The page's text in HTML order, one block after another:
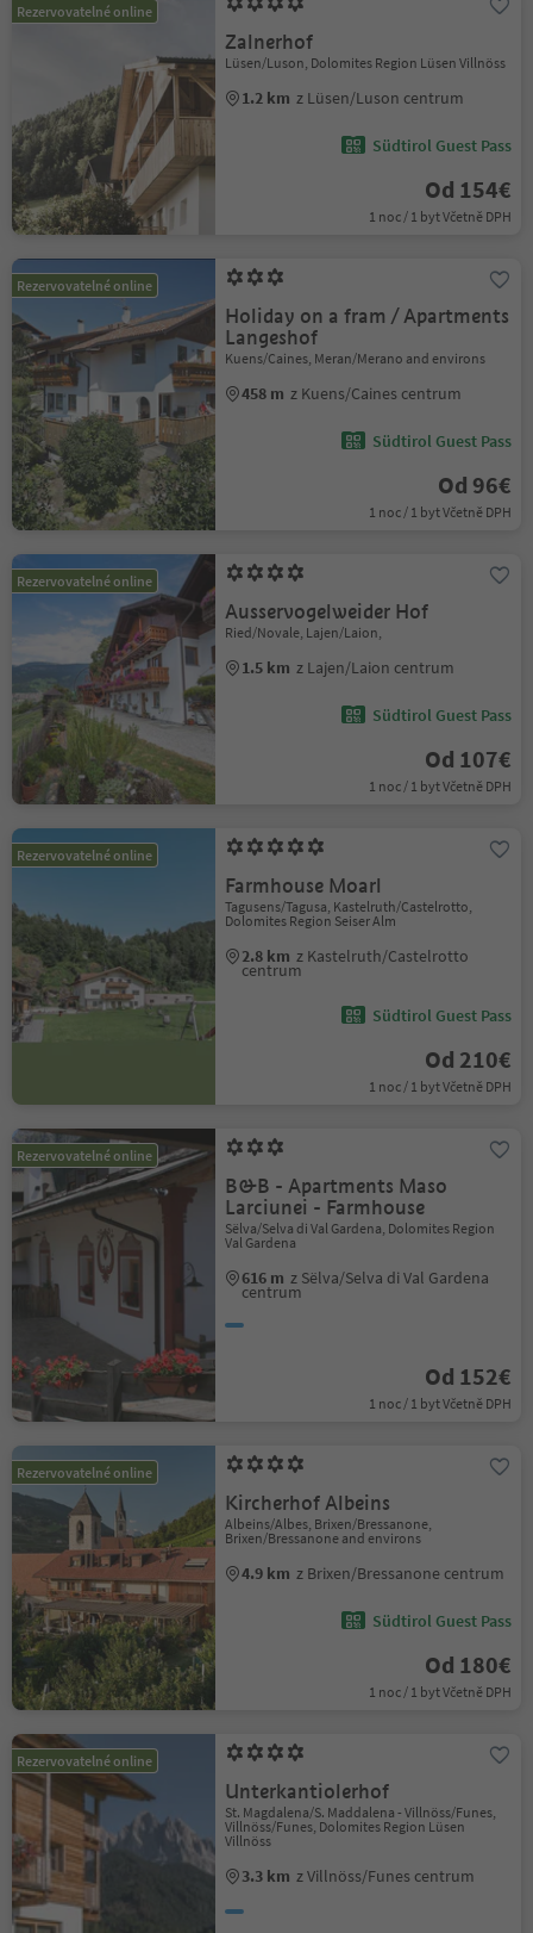
Rezervovatelné online
Zalnerhof
Lüsen/Luson, Dolomites Region Lüsen Villnöss
1.2 km z Lüsen/Luson centrum
Südtirol Guest Pass
Od 154€
1 noc / 1 byt Včetně DPH
Rezervovatelné online
Holiday on a fram / Apartments
Langeshof
Kuens/Caines, Meran/Merano and environs
458 m z Kuens/Caines centrum
Südtirol Guest Pass
Od 96€
1 noc / 1 byt Včetně DPH
Rezervovatelné online
Ausservogelweider Hof
Ried/Novale, Lajen/Laion,
1.5 km z Lajen/Laion centrum
Südtirol Guest Pass
Od 107€
1 noc / 1 byt Včetně DPH
Rezervovatelné online
Farmhouse Moarl
Tagusens/Tagusa, Kastelruth/Castelrotto,
Dolomites Region Seiser Alm
2.8 km z Kastelruth/Castelrotto
centrum
Südtirol Guest Pass
Od 210€
1 noc / 1 byt Včetně DPH
Rezervovatelné online
B&B - Apartments Maso
Larciunei - Farmhouse
Sëlva/Selva di Val Gardena, Dolomites Region
Val Gardena
616 m z Sëlva/Selva di Val Gardena
centrum
Od 152€
1 noc / 1 byt Včetně DPH
Rezervovatelné online
Kircherhof Albeins
Albeins/Albes, Brixen/Bressanone,
Brixen/Bressanone and environs
4.9 km z Brixen/Bressanone centrum
Südtirol Guest Pass
Od 180€
1 noc / 1 byt Včetně DPH
Rezervovatelné online
Unterkantiolerhof
St. Magdalena/S. Maddalena - Villnöss/Funes,
Villnöss/Funes, Dolomites Region Lüsen
Villnöss
3.3 km z Villnöss/Funes centrum